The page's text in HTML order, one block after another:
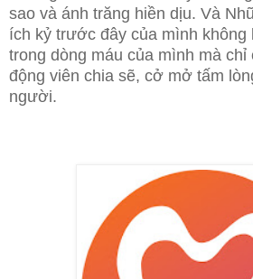
sao và ánh trăng hiền dịu. Và
ích kỷ trước đây của mình không
trong dòng máu của mình mà
động viên chia sẽ, cở mở tấm
người.